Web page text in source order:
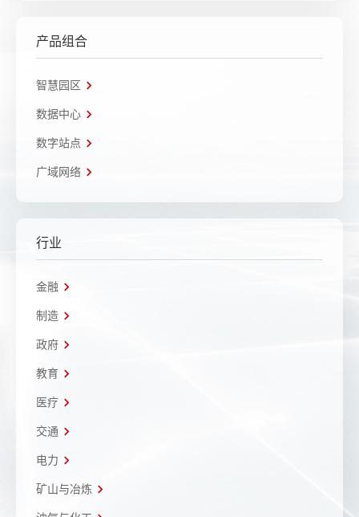
产品组合
智慧园区
数据中心
数字站点
广域网络
行业
金融
制造
政府
教育
医疗
交通
电力
矿山与冶炼